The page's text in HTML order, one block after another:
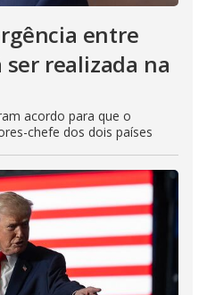
entre
ser realizada na
acordo para que o
chefe dos dois países